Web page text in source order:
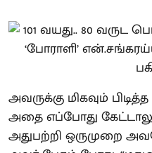
அவருக்கு மிகவும்
அதை எப்போது
அதுபற்றி ஒருமுறை